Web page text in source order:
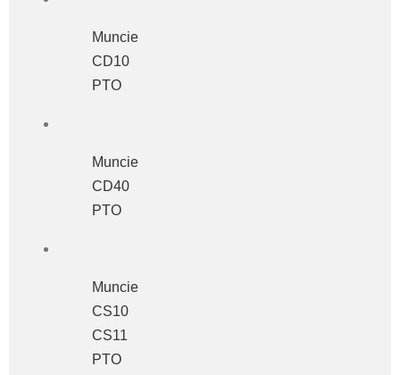
Muncie
CD10
ΡΤΟ
Muncie
CD40
PTO
Muncie
CS10
CS11
PTO